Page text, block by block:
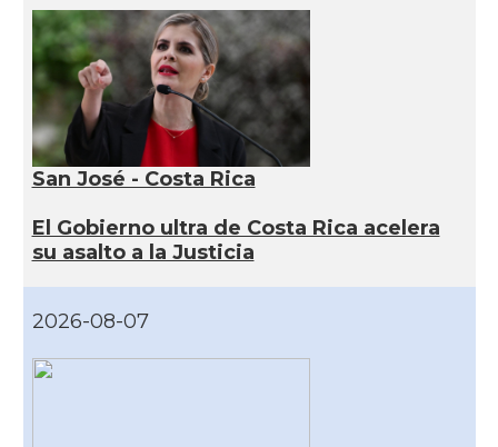
San José - Costa Rica
El Gobierno ultra de Costa Rica acelera
su asalto a la Justicia
2026-08-07